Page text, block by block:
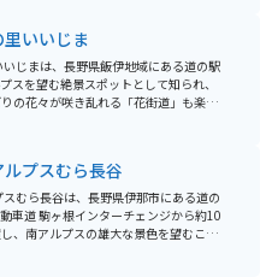
合、道の駅には
されているので安心です。また、周辺
山々が連なり、絶景のツーリングコー
あります。道の駅 田切の里を拠点に、
楽しみながらバイクで走ってみてはい
ポットにも足を運んでみてください。
いいじま
じまは、長野県飯伊地域にある道の駅
スを望む絶景スポットとして知られ、
の花々が咲き乱れる「花街道」も楽し
す。 バイクで訪れる場合、
車場が完備されているので安心です。
ルプスを望むワインディングロードな
適なルートも充実しています。 お土
りんごを使ったジュースやジャム、そ
プスむら長谷
むら長谷は、長野県伊那市にある道の
車道 駒ヶ根インターチェンジから約10
、南アルプスの雄大な景色を望むこと